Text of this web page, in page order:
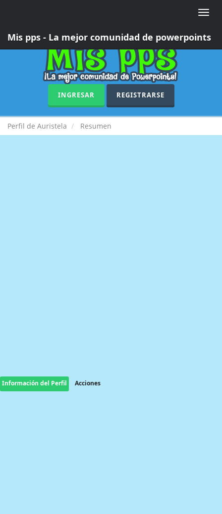
Toggle
Mis pps - La mejor comunidad de powerpoints
INGRESAR REGISTRARSE
Perfil de Auristela Resumen
Información del Perfil Acciones